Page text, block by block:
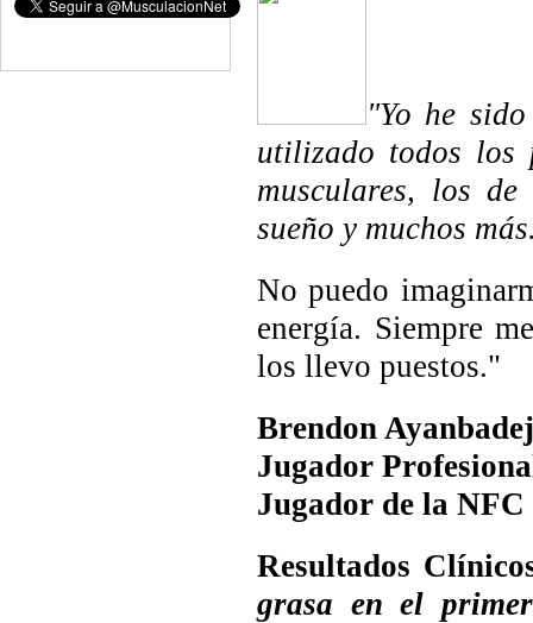
"Yo he
utilizado todos los
musculares, los
sueño y muchos
No puedo
energía. Siempre
los llevo puestos."
Brendon
Jugador
Jugador de la NFC
Resultados
grasa en el